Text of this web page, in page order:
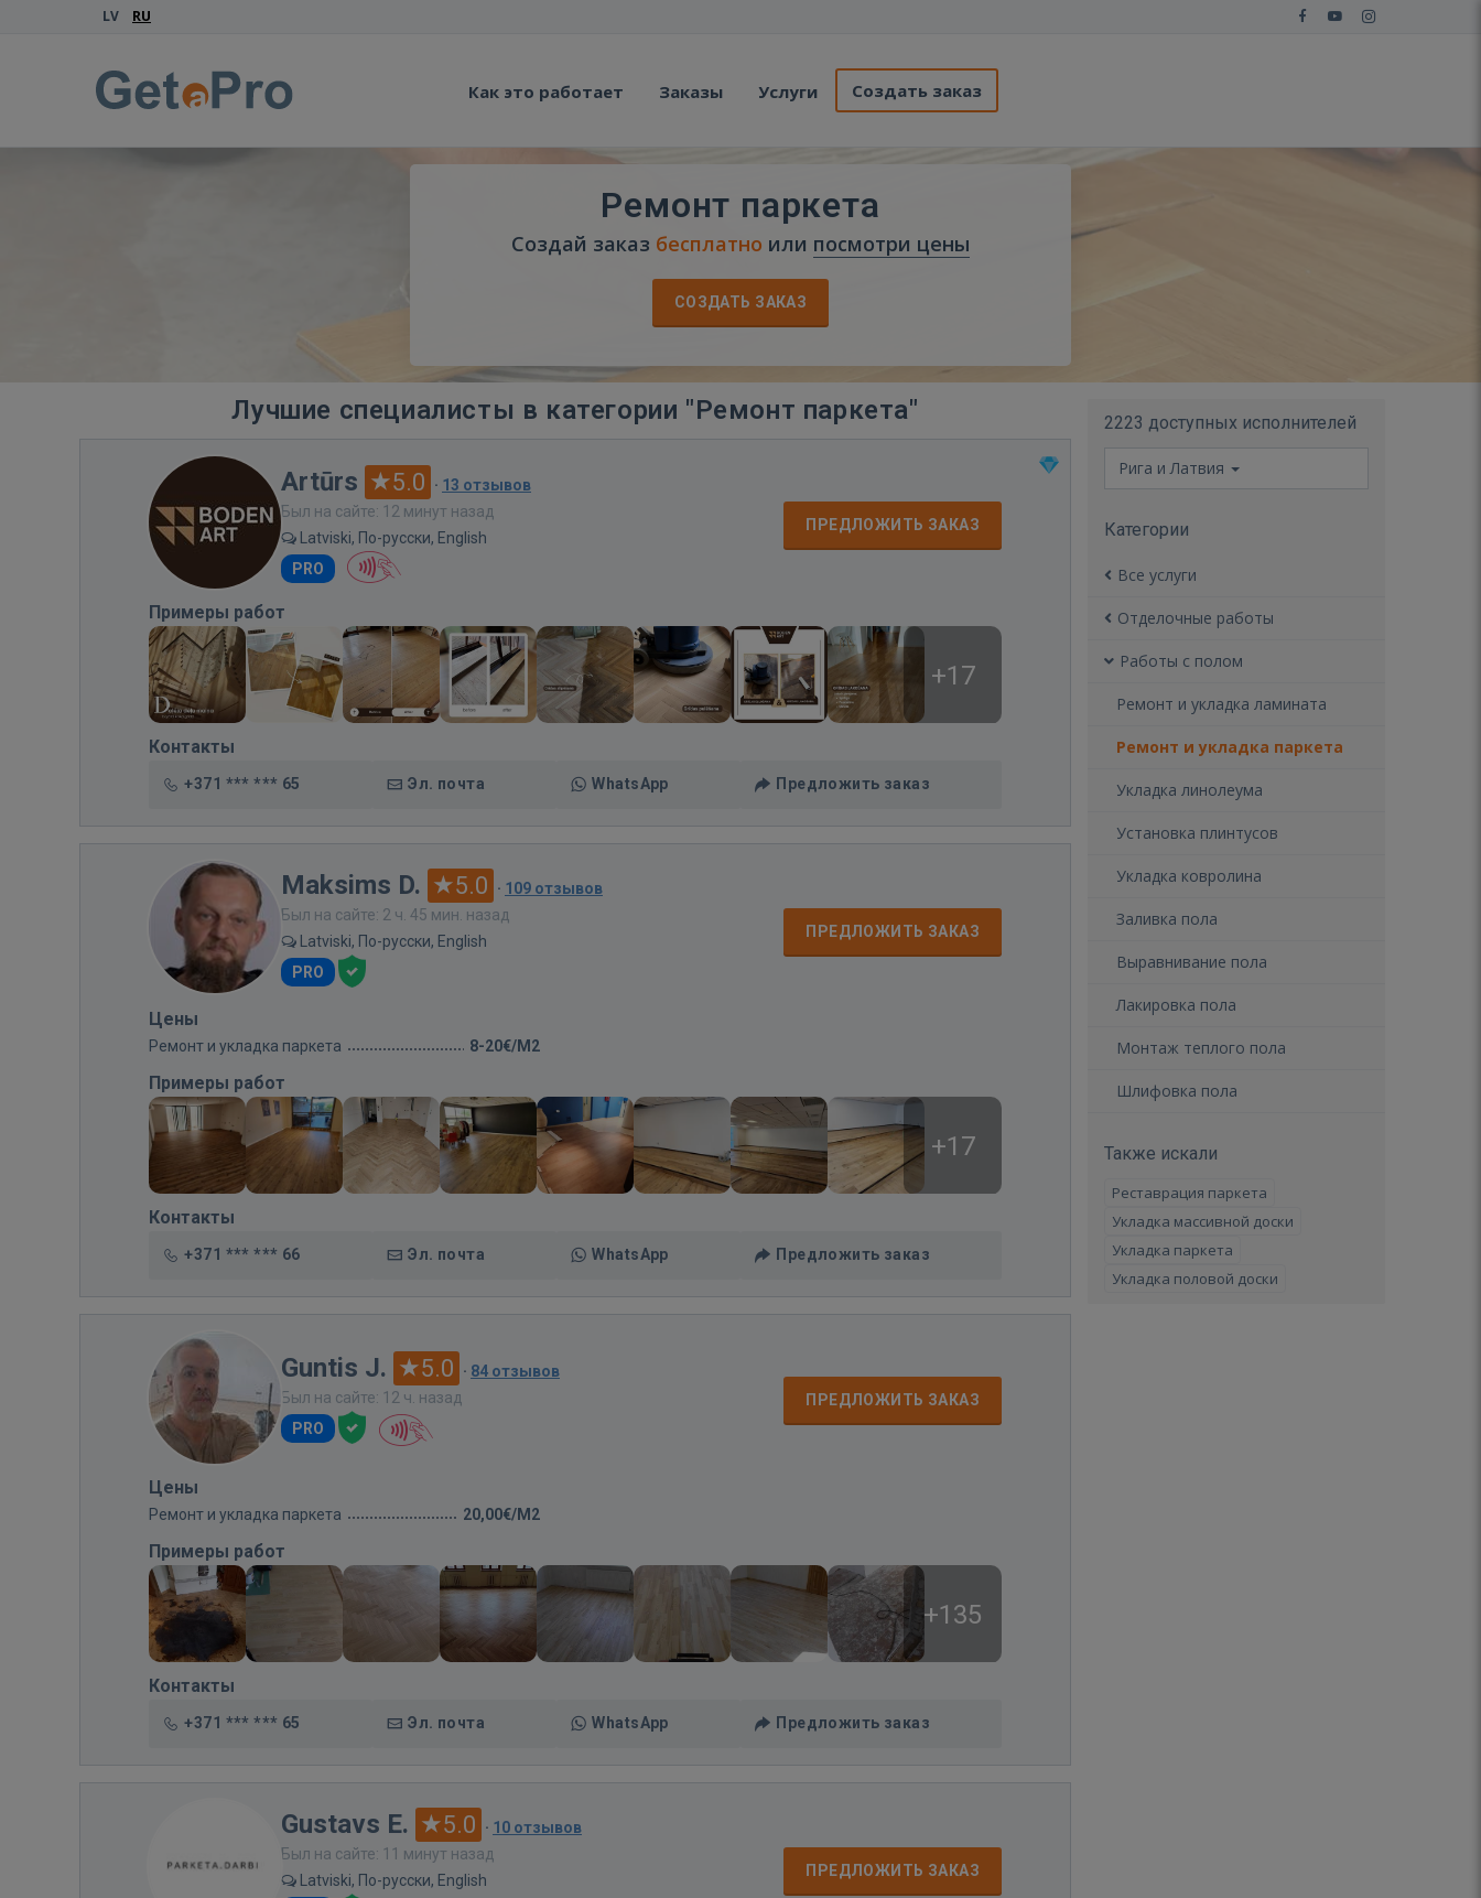
LV RU
Как это работает Заказы Услуги Создать заказ
Ремонт паркета
Создай заказ бесплатно или посмотри цены
СОЗДАТЬ ЗАКАЗ
Лучшие специалисты в категории "Ремонт паркета"
Artūrs 5.0 · 13 отзывов
Был на сайте: 12 минут назад
Latviski, По-русски, English
PRO
ПРЕДЛОЖИТЬ ЗАКАЗ
Примеры работ
+17
Контакты
+371 *** *** 65 Эл. почта WhatsApp Предложить заказ
Maksims D. 5.0 · 109 отзывов
Был на сайте: 2 ч. 45 мин. назад
Latviski, По-русски, English
PRO
ПРЕДЛОЖИТЬ ЗАКАЗ
Цены
Ремонт и укладка паркета 8-20€/M2
Примеры работ
+17
Контакты
+371 *** *** 66 Эл. почта WhatsApp Предложить заказ
Guntis J. 5.0 · 84 отзывов
Был на сайте: 12 ч. назад
PRO
ПРЕДЛОЖИТЬ ЗАКАЗ
Цены
Ремонт и укладка паркета 20,00€/M2
Примеры работ
+135
Контакты
+371 *** *** 65 Эл. почта WhatsApp Предложить заказ
Gustavs E. 5.0 · 10 отзывов
Был на сайте: 11 минут назад
Latviski, По-русски, English
ПРЕДЛОЖИТЬ ЗАКАЗ
2223 доступных исполнителей
Рига и Латвия
Категории
Все услуги
Отделочные работы
Работы с полом
Ремонт и укладка ламината
Ремонт и укладка паркета
Укладка линолеума
Установка плинтусов
Укладка ковролина
Заливка пола
Выравнивание пола
Лакировка пола
Монтаж теплого пола
Шлифовка пола
Также искали
Реставрация паркета
Укладка массивной доски
Укладка паркета
Укладка половой доски